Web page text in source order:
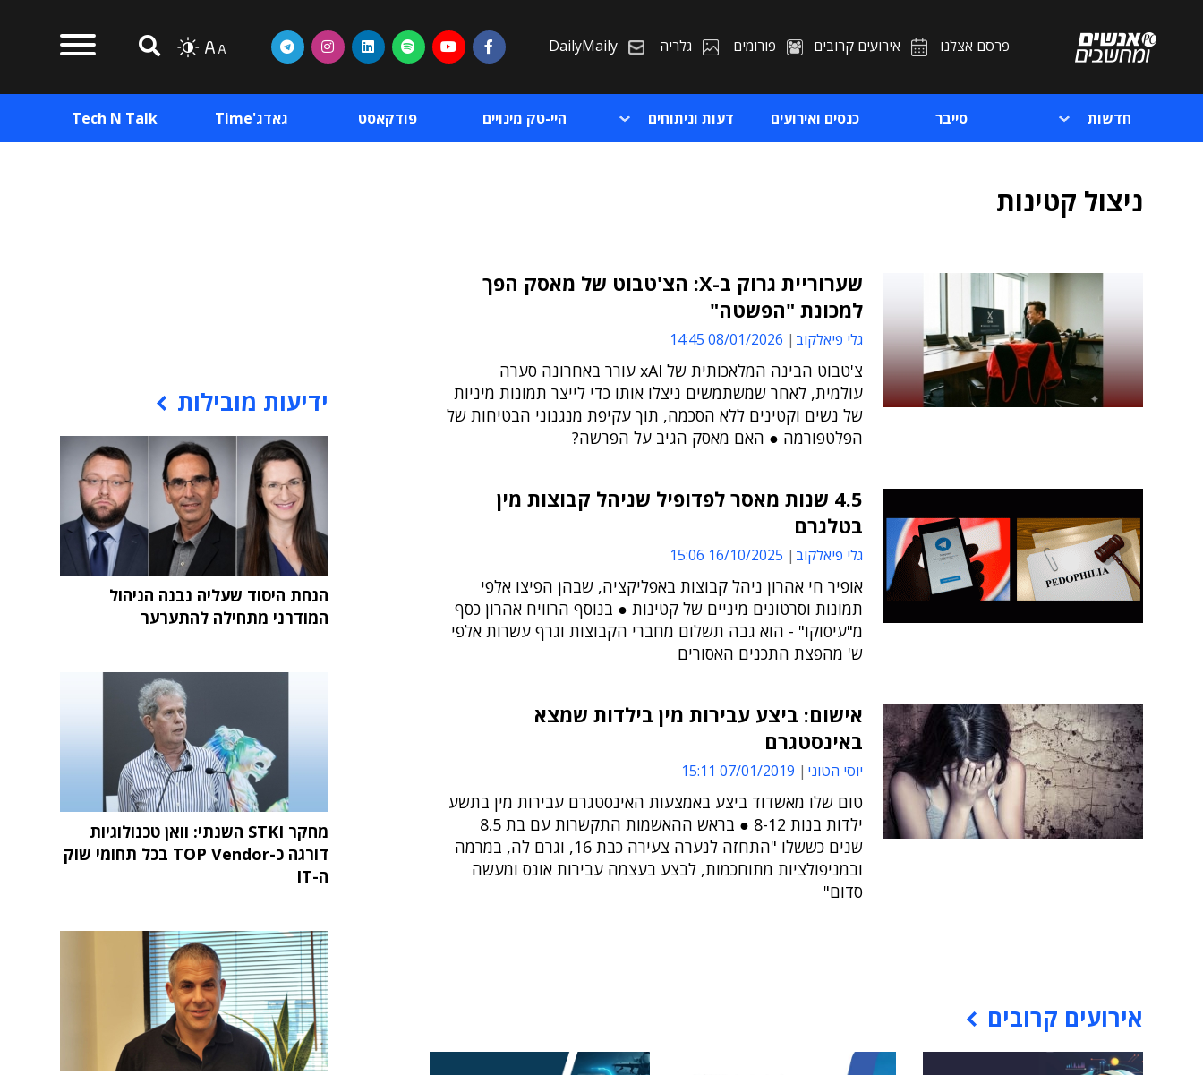
פרסם אצלנו אירועים קרובים פורומים גלריה DailyMaily
חדשות סייבר כנסים ואירועים דעות וניתוחים היי-טק מינויים פודקאסט גאדג'Time Tech N Talk
ניצול קטינות
שערוריית גרוק ב-X: הצ'טבוט של מאסק הפך
למכונת "הפשטה"
גלי פיאלקוב 08/01/2026 14:45
צ'טבוט הבינה המלאכותית של xAI עורר באחרונה סערה
עולמית, לאחר שמשתמשים ניצלו אותו כדי לייצר תמונות מיניות
של נשים וקטינים ללא הסכמה, תוך עקיפת מנגנוני הבטיחות של
הפלטפורמה ● האם מאסק הגיב על הפרשה?
4.5 שנות מאסר לפדופיל שניהל קבוצות מין
בטלגרם
גלי פיאלקוב 16/10/2025 15:06
אופיר חי אהרון ניהל קבוצות באפליקציה, שבהן הפיצו אלפי
תמונות וסרטונים מיניים של קטינות ● בנוסף הרוויח אהרון כסף
מ"עיסוקו" - הוא גבה תשלום מחברי הקבוצות וגרף עשרות אלפי
ש' מהפצת התכנים האסורים
אישום: ביצע עבירות מין בילדות שמצא
באינסטגרם
יוסי הטוני 07/01/2019 15:11
טום שלו מאשדוד ביצע באמצעות האינסטגרם עבירות מין בתשע
ילדות בנות 8-12 ● בראש ההאשמות התקשרות עם בת 8.5
שנים כששלו "התחזה לנערה צעירה כבת 16, וגרם לה, במרמה
ובמניפולציות מתוחכמות, לבצע בעצמה עבירות אונס ומעשה
סדום"
אירועים קרובים
ידיעות מובילות
הנחת היסוד שעליה נבנה הניהול
המודרני מתחילה להתערער
מחקר STKI השנתי: וואן טכנולוגיות
דורגה כ-TOP Vendor בכל תחומי שוק
ה-IT